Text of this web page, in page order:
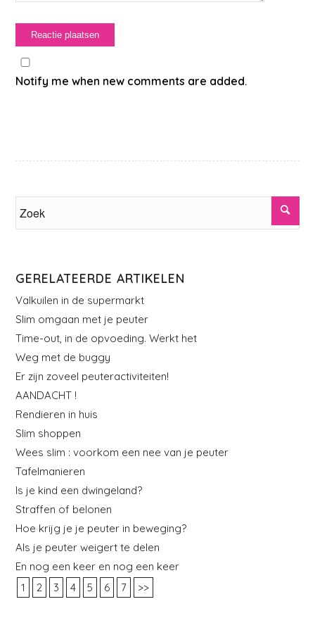
Notify me when new comments are added.
GERELATEERDE ARTIKELEN
Valkuilen in de supermarkt
Slim omgaan met je peuter
Time-out, in de opvoeding. Werkt het
Weg met de buggy
Er zijn zoveel peuteractiviteiten!
AANDACHT !
Rendieren in huis
Slim shoppen
Wees slim : voorkom een nee van je peuter
Tafelmanieren
Is je kind een dwingeland?
Straffen of belonen
Hoe krijg je je peuter in beweging?
Als je peuter weigert te delen
En nog een keer en nog een keer
1
2 3 4 5 6 7 >>